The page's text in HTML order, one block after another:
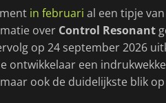
in februari al een tipje
over Control Resonant
op 24 september 2026
ontwikkelaar een
ook de duidelijkste blik